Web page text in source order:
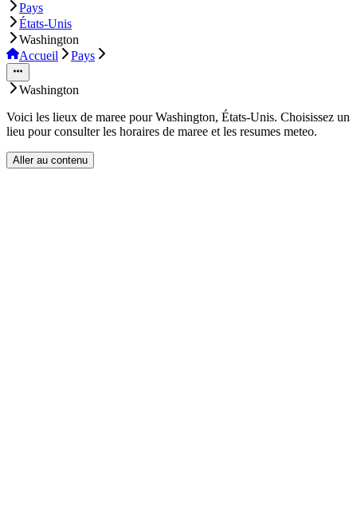
Pays
États-Unis
Washington
Accueil
Pays
Washington
Voici les lieux de maree pour Washington, États-Unis. Choisissez un
lieu pour consulter les horaires de maree et les resumes meteo.
Aller au contenu